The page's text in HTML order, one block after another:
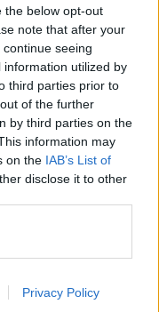
the below opt-out
note that after your
seeing
utilized by
third parties prior to
of the further
by third parties on the
information may
on the IAB’s List of
disclose it to other
Privacy Policy
a evitat
din PNRR și a